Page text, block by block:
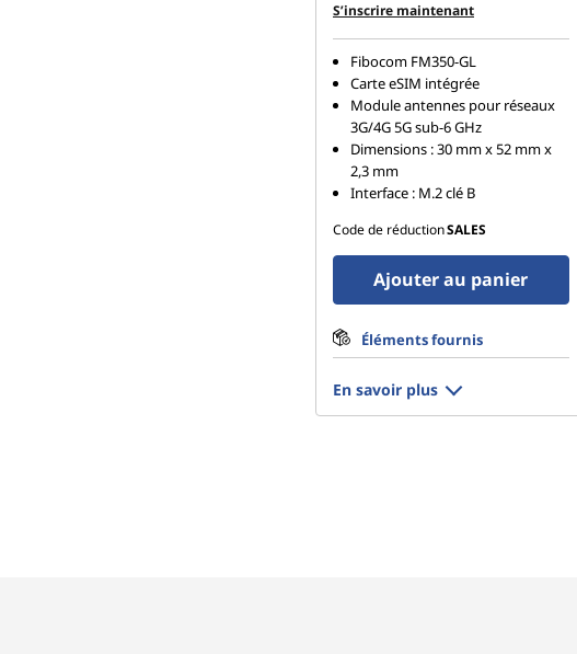
S’inscrire maintenant
Fibocom FM350-GL
Carte eSIM intégrée
Module antennes pour réseaux
3G/4G 5G sub-6 GHz
Dimensions : 30 mm x 52 mm x
2,3 mm
Interface : M.2 clé B
Code de réductionSALES
Ajouter au panier
Éléments fournis
En savoir plus